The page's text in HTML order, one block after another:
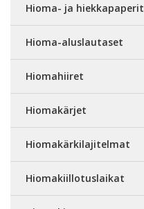
Hioma- ja hiekkapaperit
Hioma-aluslautaset
Hiomahiiret
Hiomakärjet
Hiomakärkilajitelmat
Hiomakiillotuslaikat